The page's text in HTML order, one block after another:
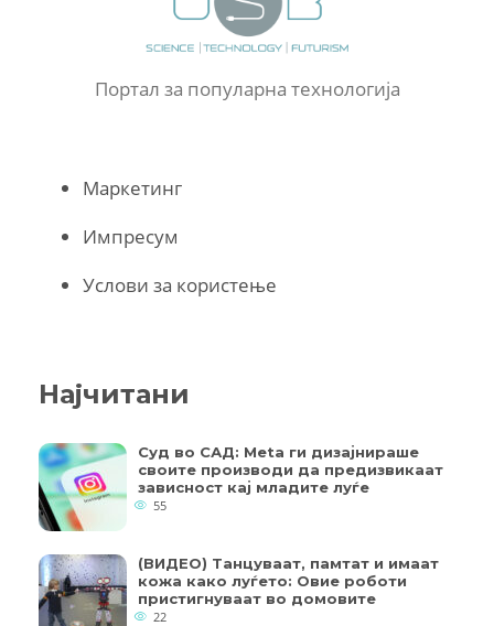
Портал за популарна технологија
Маркетинг
Импресум
Услови за користење
Најчитани
Суд во САД: Meta ги дизајнираше
своите производи да предизвикаат
зависност кај младите луѓе
55
(ВИДЕО) Танцуваат, памтат и имаат
кожа како луѓето: Овие роботи
пристигнуваат во домовите
22